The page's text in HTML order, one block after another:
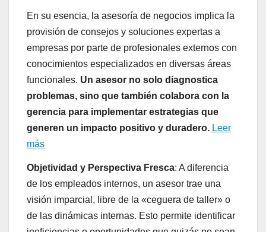
En su esencia, la asesoría de negocios implica la
provisión de consejos y soluciones expertas a
empresas por parte de profesionales externos con
conocimientos especializados en diversas áreas
funcionales. Un asesor no solo diagnostica
problemas, sino que también colabora con la
gerencia para implementar estrategias que
generen un impacto positivo y duradero. Leer
más
Objetividad y Perspectiva Fresca: A diferencia
de los empleados internos, un asesor trae una
visión imparcial, libre de la «ceguera de taller» o
de las dinámicas internas. Esto permite identificar